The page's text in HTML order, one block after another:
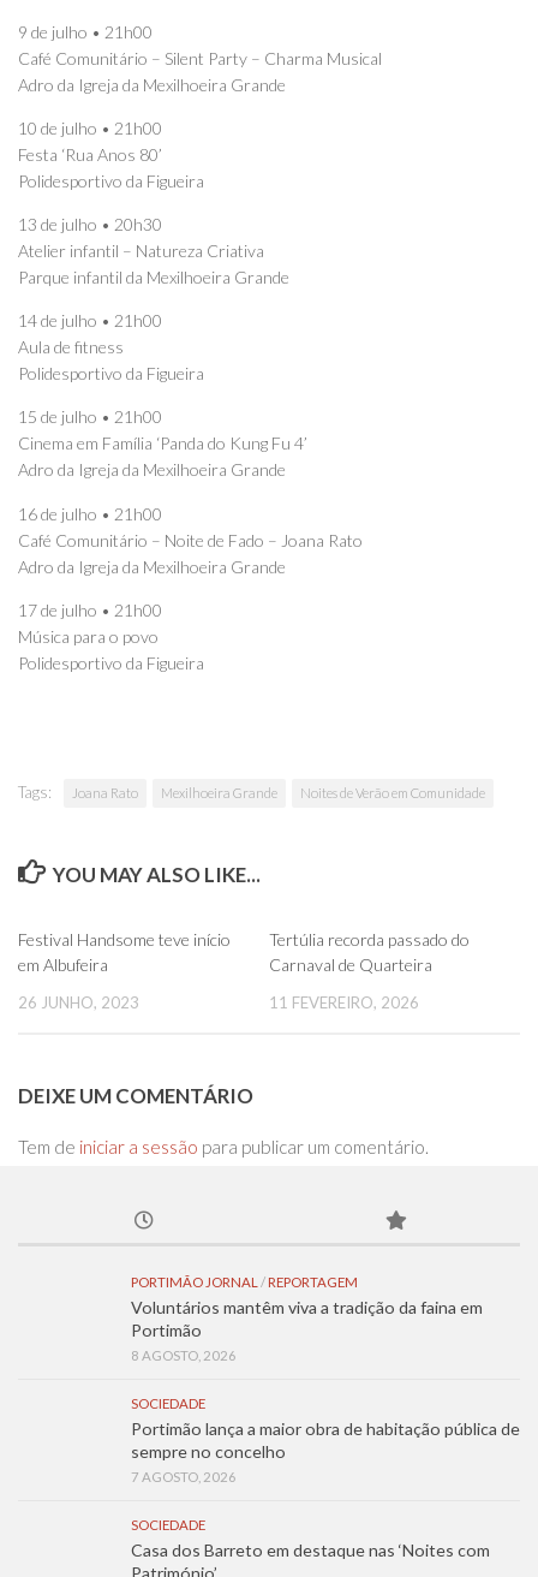
9 de julho • 21h00
Café Comunitário – Silent Party – Charma Musical
Adro da Igreja da Mexilhoeira Grande
10 de julho • 21h00
Festa ‘Rua Anos 80’
Polidesportivo da Figueira
13 de julho • 20h30
Atelier infantil – Natureza Criativa
Parque infantil da Mexilhoeira Grande
14 de julho • 21h00
Aula de fitness
Polidesportivo da Figueira
15 de julho • 21h00
Cinema em Família ‘Panda do Kung Fu 4’
Adro da Igreja da Mexilhoeira Grande
16 de julho • 21h00
Café Comunitário – Noite de Fado – Joana Rato
Adro da Igreja da Mexilhoeira Grande
17 de julho • 21h00
Música para o povo
Polidesportivo da Figueira
Tags: Joana Rato Mexilhoeira Grande Noites de Verão em Comunidade
YOU MAY ALSO LIKE...
Festival Handsome teve início
em Albufeira
26 JUNHO, 2023
Tertúlia recorda passado do
Carnaval de Quarteira
11 FEVEREIRO, 2026
DEIXE UM COMENTÁRIO
Tem de iniciar a sessão para publicar um comentário.
PORTIMÃO JORNAL / REPORTAGEM
Voluntários mantêm viva a tradição da faina em
Portimão
8 AGOSTO, 2026
SOCIEDADE
Portimão lança a maior obra de habitação pública de
sempre no concelho
7 AGOSTO, 2026
SOCIEDADE
Casa dos Barreto em destaque nas ‘Noites com
Património’